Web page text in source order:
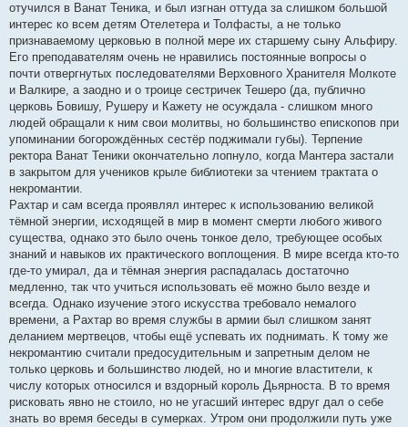
отучился в Ванат Теника, и был изгнан оттуда за слишком большой
интерес ко всем детям Отелетера и Толфасты, а не только
признаваемому церковью в полной мере их старшему сыну Альфиру.
Его преподавателям очень не нравились постоянные вопросы о
почти отвергнутых последователями Верховного Хранителя Молкоте
и Валкире, а заодно и о троице сестричек Тешеро (да, публично
церковь Бовишу, Рушеру и Кажету не осуждала - слишком много
людей обращали к ним свои молитвы, но большинство епископов при
упоминании богорождённых сестёр поджимали губы). Терпение
ректора Ванат Теники окончательно лопнуло, когда Мантера застали
в закрытом для учеников крыле библиотеки за чтением трактата о
некромантии.
Рахтар и сам всегда проявлял интерес к использованию великой
тёмной энергии, исходящей в мир в момент смерти любого живого
существа, однако это было очень тонкое дело, требующее особых
знаний и навыков их практического воплощения. В мире всегда кто-то
где-то умирал, да и тёмная энергия распадалась достаточно
медленно, так что учиться использовать её можно было везде и
всегда. Однако изучение этого искусства требовало немалого
времени, а Рахтар во время службы в армии был слишком занят
деланием мертвецов, чтобы ещё успевать их поднимать. К тому же
некромантию считали предосудительным и запретным делом не
только церковь и большинство людей, но и многие властители, к
числу которых относился и вздорный король Дьярноста. В то время
рисковать явно не стоило, но не угасший интерес вдруг дал о себе
знать во время беседы в сумерках. Утром они продолжили путь уже